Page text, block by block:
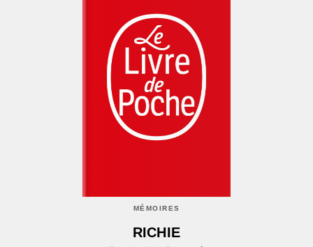
MÉMOIRES
RICHIE